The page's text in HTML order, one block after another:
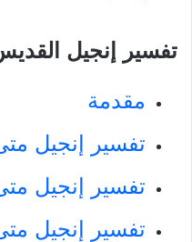
تفسير إنجيل
مقدمة
تفسير إنجيل
تفسير إنجيل
تفسير إنجيل